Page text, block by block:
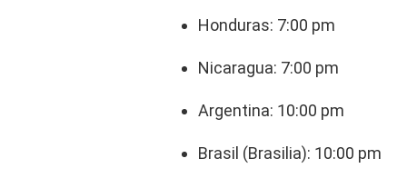
Honduras: 7:00 pm
Nicaragua: 7:00 pm
Argentina: 10:00 pm
Brasil (Brasilia): 10:00 pm